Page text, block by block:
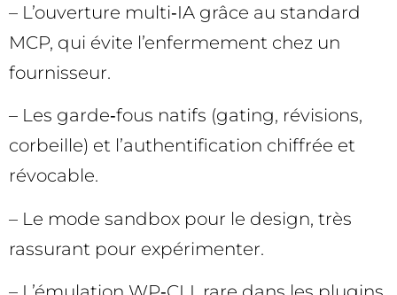
– L’ouverture multi‑IA grâce au standard
MCP, qui évite l’enfermement chez un
fournisseur.
– Les garde‑fous natifs (gating, révisions,
corbeille) et l’authentification chiffrée et
révocable.
– Le mode sandbox pour le design, très
rassurant pour expérimenter.